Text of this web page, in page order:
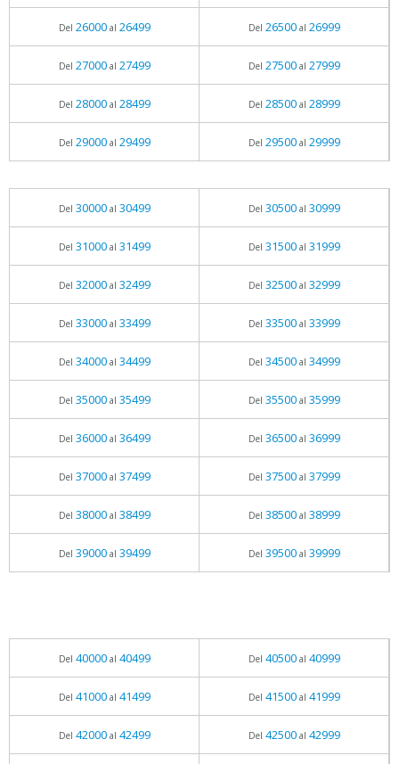
Del 26000al 26499 Del 26500al 26999
Del 27000al 27499 Del 27500al 27999
Del 28000al 28499 Del 28500al 28999
Del 29000al 29499 Del 29500al 29999
Del 30000al 30499 Del 30500al 30999
Del 31000al 31499 Del 31500al 31999
Del 32000al 32499 Del 32500al 32999
Del 33000al 33499 Del 33500al 33999
Del 34000al 34499 Del 34500al 34999
Del 35000al 35499 Del 35500al 35999
Del 36000al 36499 Del 36500al 36999
Del 37000al 37499 Del 37500al 37999
Del 38000al 38499 Del 38500al 38999
Del 39000al 39499 Del 39500al 39999
Del 40000al 40499 Del 40500al 40999
Del 41000al 41499 Del 41500al 41999
Del 42000al 42499 Del 42500al 42999